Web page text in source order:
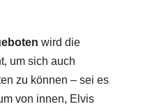
wird die
um sich auch
zu können – sei es
von innen, Elvis